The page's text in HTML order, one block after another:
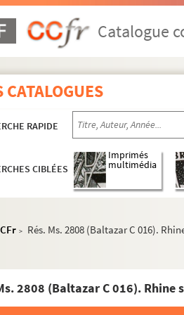
Catalogue
CATALOGUES
RAPIDE
CIBLÉES
Imprimés
multimédia
> Rés. Ms. 2808 (Baltazar C 016).
2808 (Baltazar C 016). Rhine